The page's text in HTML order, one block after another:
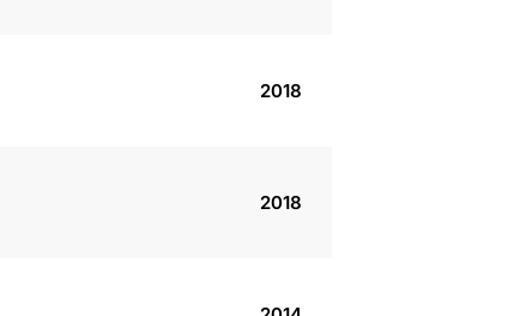
2018
2018